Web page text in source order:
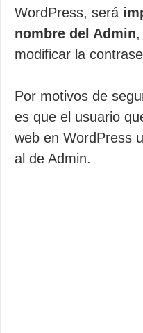
WordPress, será
nombre del Admin
modificar la
Por motivos de
es que el usuario
web en WordPress
al de Admin.